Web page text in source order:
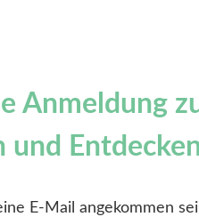
Anmeldung
und
E-Mail angekommen